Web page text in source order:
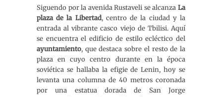
Siguendo por la avenida Rustaveli se alcanza La
plaza de la Libertad, centro de la ciudad y la
entrada al vibrante casco viejo de Tbilisi. Aquí
se encuentra el edificio de estilo ecléctico del
ayuntamiento, que destaca sobre el resto de la
plaza en cuyo centro durante en la época
soviética se hallaba la efigie de Lenin, hoy se
levanta una columna de 40 metros coronada
por una estatua dorada de San Jorge